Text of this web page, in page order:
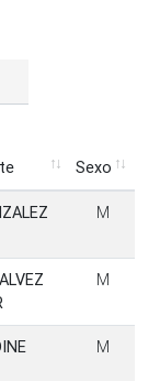
Sexo
Sexo
M
M
M